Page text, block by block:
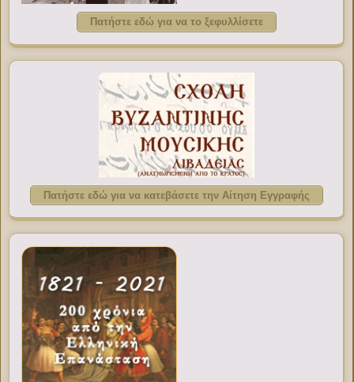
Πατήστε εδώ για να το ξεφυλλίσετε
Πατήστε εδώ για να κατεβάσετε την Αίτηση Εγγραφής